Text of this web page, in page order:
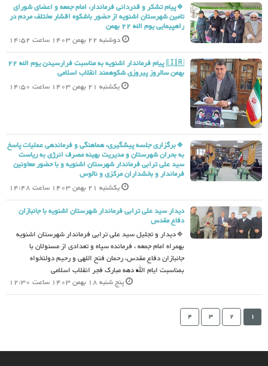
🔹پیام تشکر و قدردانی فرماندار، امام جمعه و اعضای شورای
تامین شهرستان اشنویه از حضور باشکوه اقشار مختلف مردم در
راهپیمایی یوم الله 22 بهمن
دوشنبه 22 بهمن 1403 ساعت 14:52
🇮🇷| پیام فرماندار اشنویه به مناسبت فرارسیدن یوم الله 22
بهمن سالروز پیروزی شکوهمند انقلاب اسلامی
یکشنبه 21 بهمن 1403 ساعت 14:50
🔹برگزاری جلسه پیشگیری، هماهنگی و فرماندهی عملیات پاسخ
به بحران شهرستان و مدیریت بهینه مصرف انرژی به ریاست
سید علی ترابی فرماندار شهرستان اشنویه و با حضور معاونین
فرماندار و بخشداران مرکزی و نالوس
یکشنبه 21 بهمن 1403 ساعت 14:48
دیدار سید علی ترابی فرماندار شهرستان اشنویه با جانبازان
دفاع مقدس
🔹دیدار و تجلیل سید علی ترابی فرماندار شهرستان اشنویه
بهمراه امام جمعه ، فرمانده سپاه و تعدادی از مسئولان با
جانبازان دفاع مقدس، رحمان فتح اللهی و رحیم دولتخواه
بمناسبت ایام الله دهه مبارک فجر انقلاب اسلامی
پنج شنبه 18 بهمن 1403 ساعت 12:30
1
2
3
4